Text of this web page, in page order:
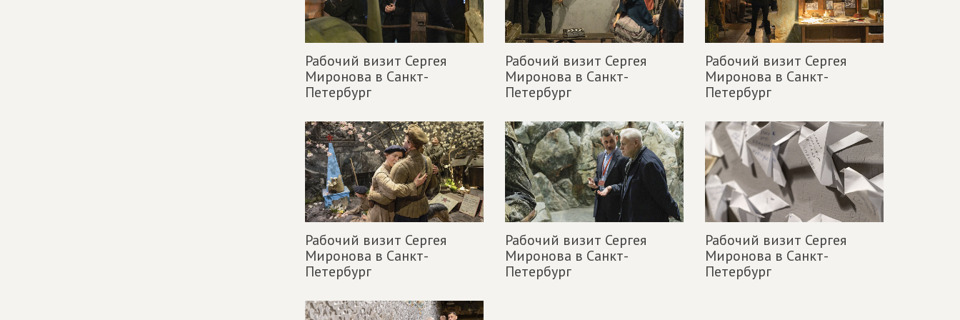
Рабочий визит Сергея
Миронова в Санкт-
Петербург
Рабочий визит Сергея
Миронова в Санкт-
Петербург
Рабочий визит Сергея
Миронова в Санкт-
Петербург
Рабочий визит Сергея
Миронова в Санкт-
Петербург
Рабочий визит Сергея
Миронова в Санкт-
Петербург
Рабочий визит Сергея
Миронова в Санкт-
Петербург